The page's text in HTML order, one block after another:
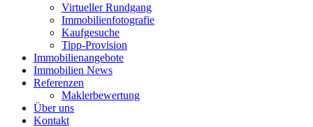
Virtueller Rundgang
Immobilienfotografie
Kaufgesuche
Tipp-Provision
Immobilienangebote
Immobilien News
Referenzen
Maklerbewertung
Über uns
Kontakt